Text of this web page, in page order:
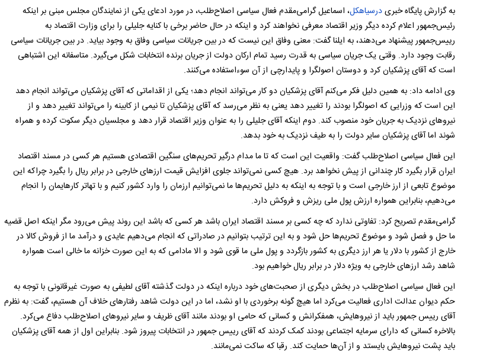
به گزارش پایگاه خبریدرسیاهکل، اسماعیل گرامی‌مقدم فعال سیاسی اصلاح‌طلب، در مورد ادعای یکی از نمایندگان مجلس مبنی بر اینکه
رئیس‌جمهور اعلام کرده دیگر وزیر اقتصاد معرفی نخواهند کرد و اینکه در حال حاضر برخی با کنایه جلیلی را برای وزارت اقتصاد به
رییس‌جمهور پیشنهاد می‌دهند، به ایلنا گفت: معنی وفاق این نیست که در بین جریانات سیاسی وفاق به وجود بیاید. در بین جریانات سیاسی
رقابت وجود دارد. وقتی یک جریان سیاسی به قدرت رسید تمام ارکان دولت از جریان برنده انتخابات شکل می‌گیرد. متاسفانه این اشتباهی
است که آقای پزشکیان کرد و دوستان اصولگرا و پایدارچی از آن سوءاستفاده می‌کنند.
وی ادامه داد: به همین دلیل فکر می‌کنم آقای پزشکیان دو کار می‌تواند انجام دهد؛ یکی از اقداماتی که آقای پزشکیان می‌تواند انجام دهد
این است که وزرایی که اصولگرا بودند را تغییر دهد یعنی به نظر می‌رسد که آقای پزشکیان تا نیمی از کابینه را می‌تواند تغییر دهد و از
نیروهای نزدیک به جریان خود منصوب کند. دوم اینکه آقای جلیلی را به عنوان وزیر اقتصاد قرار دهد و مجلسیان دیگر سکوت کرده و همراه
شوند اما آقای پزشکیان سایر دولت را به طیف نزدیک به خود بدهد.
این فعال سیاسی اصلاح‌طلب گفت: واقعیت این است که تا ما مدام درگیر تحریم‌های سنگین اقتصادی هستیم هر کسی در مسند اقتصاد
ایران قرار بگیرد کار چندانی از پیش نخواهد برد. هیچ کسی نمی‌تواند جلوی افزایش قیمت ارزهای خارجی در برابر ریال را بگیرد چراکه این
موضوع تابعی از ارز خارجی است و با توجه به اینکه به دلیل تحریم‌ها ما نمی‌توانیم ارزمان را وارد کشور کنیم و با تهاتر کارهایمان را انجام
می‌دهیم، بنابراین همواره ارزش پول ملی ریزش و فروکش دارد.
گرامی‌مقدم تصریح کرد: تفاوتی ندارد که چه کسی بر مسند اقتصاد ایران باشد هر کسی که باشد این روند پیش می‌رود مگر اینکه اصل قضیه
ما حل و فصل شود و موضوع تحریم‌ها حل شود و به این ترتیب بتوانیم در صادراتی که انجام می‌دهیم عایدی و درآمد ما از فروش کالا در
خارج از کشور با دلار یا هر ارز دیگری به کشور بازگردد و پول ملی ما قوی شود و الا مادامی که به این صورت خزانه ما خالی است همواره
شاهد رشد ارزهای خارجی به ویژه دلار در برابر ریال خواهیم بود.
این فعال سیاسی اصلاح‌طلب در بخش دیگری از صحبت‌های خود درباره اینکه در دولت گذشته آقای لطیفی به صورت غیرقانونی با توجه به
حکم دیوان عدالت اداری فعالیت می‌کرد اما هیچ گونه برخوردی با او نشد، اما در این دولت شاهد رفتارهای خلاف آن هستیم، گفت: به نظرم
آقای رییس جمهور باید از نیروهایش، همفکرانش و کسانی که حامی او بودند مانند آقای ظریف و سایر نیروهای اصلاح‌طلب دفاع می‌کرد.
بالاخره کسانی که دارای سرمایه اجتماعی بودند کمک کردند که آقای رییس جمهور در انتخابات پیروز شود. بنابراین اول از همه آقای پزشکیان
باید پشت نیروهایش بایستد و از آن‌ها حمایت کند. رقبا که ساکت نمی‌مانند.